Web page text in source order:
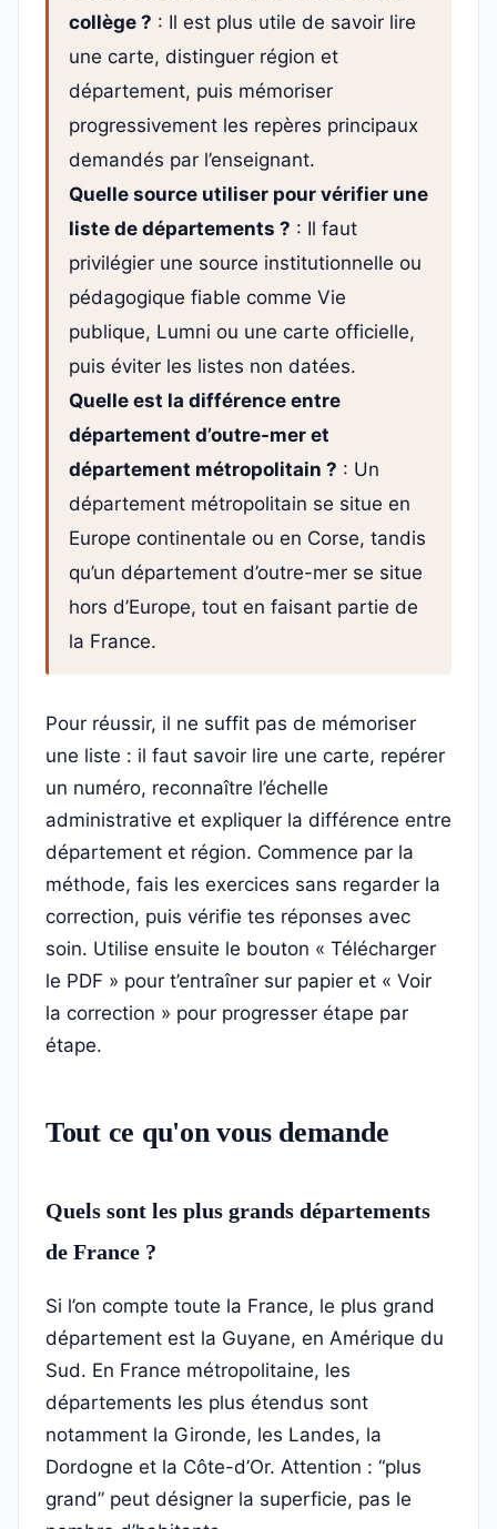
collège ? : Il est plus utile de savoir lire
une carte, distinguer région et
département, puis mémoriser
progressivement les repères principaux
demandés par l’enseignant.
Quelle source utiliser pour vérifier une
liste de départements ? : Il faut
privilégier une source institutionnelle ou
pédagogique fiable comme Vie
publique, Lumni ou une carte officielle,
puis éviter les listes non datées.
Quelle est la différence entre
département d’outre-mer et
département métropolitain ? : Un
département métropolitain se situe en
Europe continentale ou en Corse, tandis
qu’un département d’outre-mer se situe
hors d’Europe, tout en faisant partie de
la France.
Pour réussir, il ne suffit pas de mémoriser
une liste : il faut savoir lire une carte, repérer
un numéro, reconnaître l’échelle
administrative et expliquer la différence entre
département et région. Commence par la
méthode, fais les exercices sans regarder la
correction, puis vérifie tes réponses avec
soin. Utilise ensuite le bouton « Télécharger
le PDF » pour t’entraîner sur papier et « Voir
la correction » pour progresser étape par
étape.
Tout ce qu'on vous demande
Quels sont les plus grands départements
de France ?
Si l’on compte toute la France, le plus grand
département est la Guyane, en Amérique du
Sud. En France métropolitaine, les
départements les plus étendus sont
notamment la Gironde, les Landes, la
Dordogne et la Côte-d’Or. Attention : “plus
grand” peut désigner la superficie, pas le